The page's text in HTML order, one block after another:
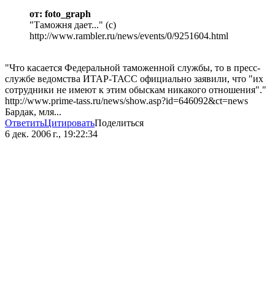
от: foto_graph
"Таможня дает..." (с)
http://www.rambler.ru/news/events/0/9251604.html
"Что касается Федеральной таможенной службы, то в пресс-
службе ведомства ИТАР-ТАСС официально заявили, что "их
сотрудники не имеют к этим обыскам никакого отношения"."
http://www.prime-tass.ru/news/show.asp?id=646092&ct=news
Бардак, мля...
ОтветитьЦитироватьПоделиться
6 дек. 2006 г., 19:22:34